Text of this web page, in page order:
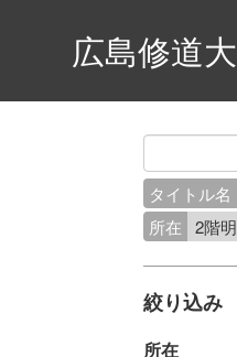
広島修道
タイトル名
所在
2階
絞り込み
所在